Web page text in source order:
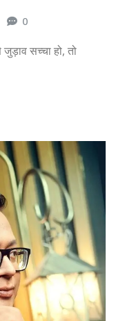
0
सच्चा हो, तो